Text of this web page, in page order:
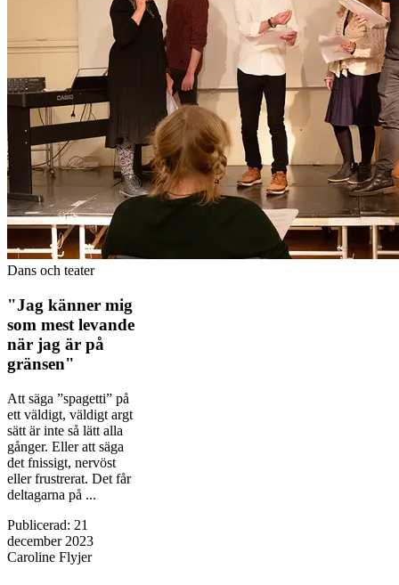
Dans och teater
"Jag känner mig
som mest levande
när jag är på
gränsen"
Att säga ”spagetti” på
ett väldigt, väldigt argt
sätt är inte så lätt alla
gånger. Eller att säga
det fnissigt, nervöst
eller frustrerat. Det får
deltagarna på ...
Publicerad: 21
december 2023
Caroline Flyjer